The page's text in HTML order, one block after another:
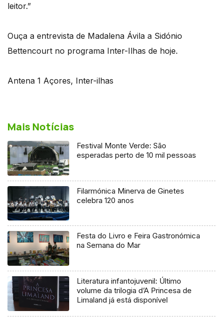
leitor.”
Ouça a entrevista de Madalena Ávila a Sidónio
Bettencourt no programa Inter-Ilhas de hoje.
Antena 1 Açores, Inter-ilhas
Mais Notícias
Festival Monte Verde: São
esperadas perto de 10 mil pessoas
Filarmónica Minerva de Ginetes
celebra 120 anos
Festa do Livro e Feira Gastronómica
na Semana do Mar
Literatura infantojuvenil: Último
volume da trilogia d’A Princesa de
Limaland já está disponível